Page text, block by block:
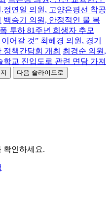
정연일 의원, 고양은평선 착공
백승기 의원, 안정적인 물 복
투하 81주년 희생자 추모
어갈 것” 최혜경 의원, 경기
정책간담회 개최 최경순 의원,
교 진입도로 관련 면담 가져
다음 슬라이드로
확인하세요.